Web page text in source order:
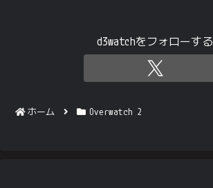
d3watchをフォローする
ホーム Overwatch 2